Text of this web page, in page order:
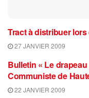
Tract à distribuer
27 JANVIER 2009
Bulletin « Le
Communiste de
22 JANVIER 2009